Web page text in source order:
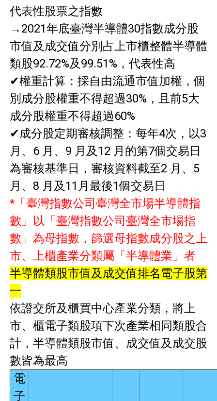
代表性股票之指數
→2021年底臺灣半導體30指數成分股
市值及成交值分別占上市櫃整體半導體
類股92.72%及99.51%，代表性高
✔權重計算：採自由流通市值加權，個
別成分股權重不得超過30%，且前5大
成分股權重不得超過60%
✔成分股定期審核調整：每年4次，以3
月、6 月、9 月及12 月的第7個交易日
為審核基準日，審核資料截至2 月、5
月、8 月及11月最後1個交易日
*「臺灣指數公司臺灣全市場半導體指
數」以「臺灣指數公司臺灣全市場指
數」為母指數，篩選母指數成分股之上
市、上櫃產業分類屬「半導體業」者
半導體類股市值及成交值排名電子股第
一
依證交所及櫃買中心產業分類，將上
市、櫃電子類股項下次產業相同類股合
計，半導體類股市值、成交值及成交股
數皆為最高
電
子